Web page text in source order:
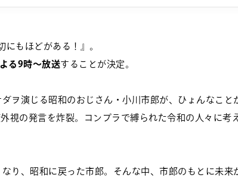
にもほどがある！』。
る9時〜放送することが決定。
ヲ演じる昭和のおじさん・小川市郎が、ひょんなこと
視の発言を炸裂。コンプラで縛られた令和の人々に考
り、昭和に戻った市郎。そんな中、市郎のもとに未来